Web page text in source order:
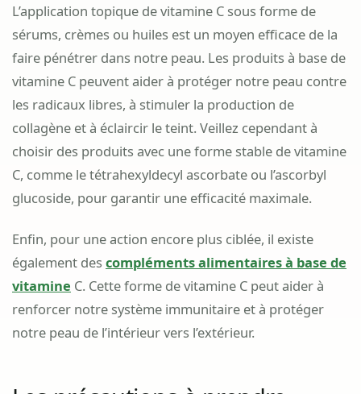
L’application topique de vitamine C sous forme de
sérums, crèmes ou huiles est un moyen efficace de la
faire pénétrer dans notre peau. Les produits à base de
vitamine C peuvent aider à protéger notre peau contre
les radicaux libres, à stimuler la production de
collagène et à éclaircir le teint. Veillez cependant à
choisir des produits avec une forme stable de vitamine
C, comme le tétrahexyldecyl ascorbate ou l’ascorbyl
glucoside, pour garantir une efficacité maximale.
Enfin, pour une action encore plus ciblée, il existe
également des compléments alimentaires à base de
vitamine C. Cette forme de vitamine C peut aider à
renforcer notre système immunitaire et à protéger
notre peau de l’intérieur vers l’extérieur.